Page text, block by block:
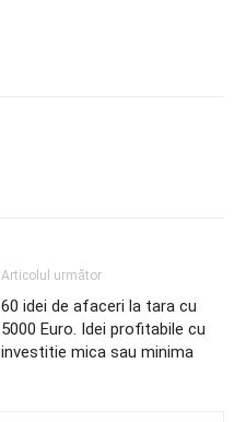
Articolul următor
60 idei de afaceri la tara cu
5000 Euro. Idei profitabile cu
investitie mica sau minima